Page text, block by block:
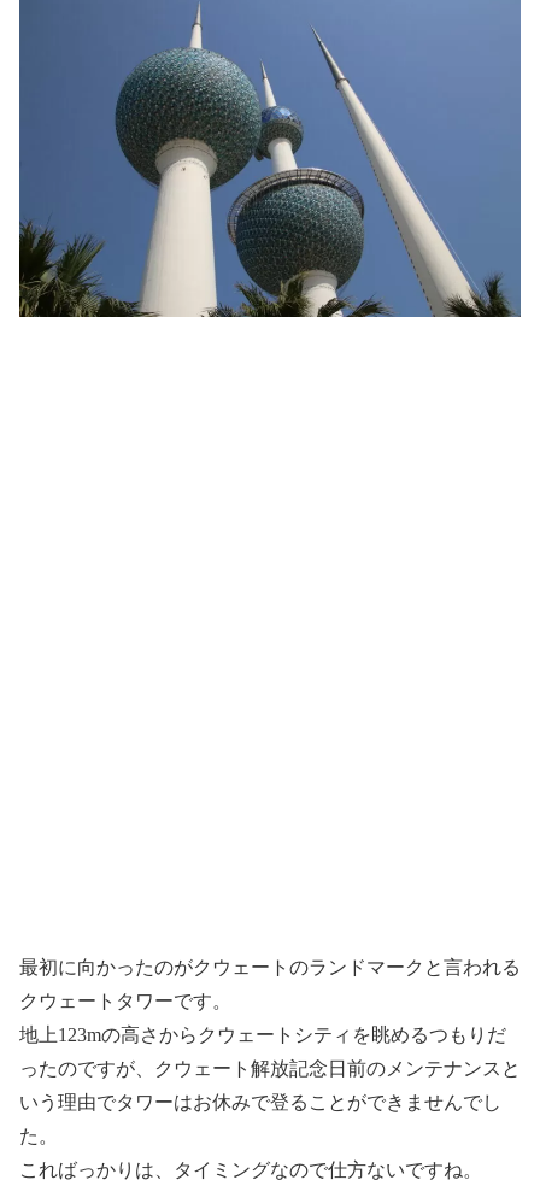
最初に向かったのがクウェートのランドマークと言われる
クウェートタワーです。
地上123mの高さからクウェートシティを眺めるつもりだ
ったのですが、クウェート解放記念日前のメンテナンスと
いう理由でタワーはお休みで登ることができませんでし
た。
こればっかりは、タイミングなので仕方ないですね。